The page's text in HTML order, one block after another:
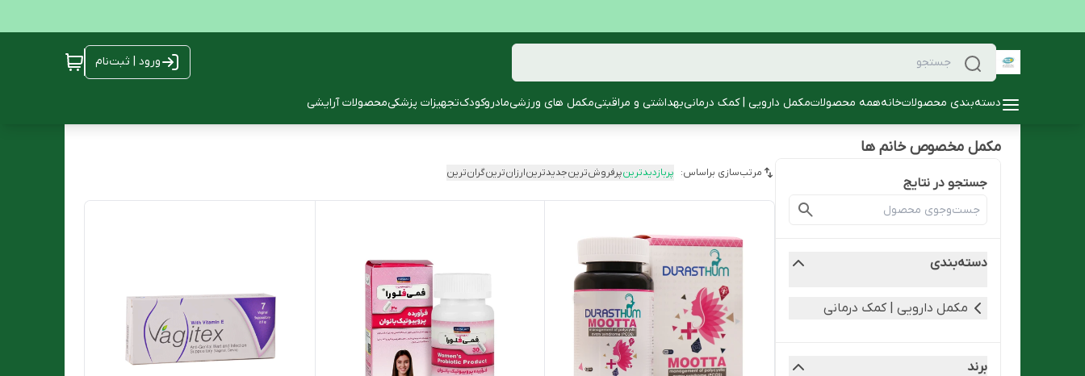
ورود | ثبت‌نام
دسته‌بندی محصولاتخانههمه محصولاتمکمل دارویی | کمک درمانیبهداشتی و مراقبتیمکمل های ورزشیمادروکودکتجهیزات پزشکیمحصولات آرایشی
مکمل مخصوص خانم ها
جستجو در نتایج
دسته‌بندی
مکمل دارویی | کمک درمانی
برند
مرتب‌سازی براساس: پربازدیدترینپرفروش‌ترینجدیدترینارزان‌ترینگران‌ترین